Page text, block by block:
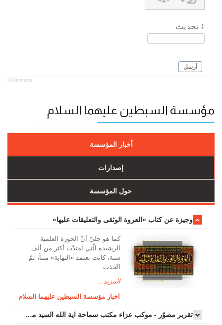
تحديث
أرسل
JComments
مؤسسة السبطين عليهما السلام
أخبار المؤسسة
إصدارات
حول المؤسسة
وجیزة عن کتاب «العروة الوثقی والتعلیقات علیها»
کما هو جليّ أنّ الحوزة العلمیة
الرشیدة الّتي امتدّت أكثر من ألف
سنة، كانت تعتمد «النهاية» متناً، ثمّ
اتّخذت
المزيد...
اخبار مؤسسة السبطين عليهما السلام
تقرير مصوّر - موكب عزاء مکتب سماحة اية الله السيد مرتضى الموسوي الاصفهاني في يوم إستشهاد السيدة فاطم...